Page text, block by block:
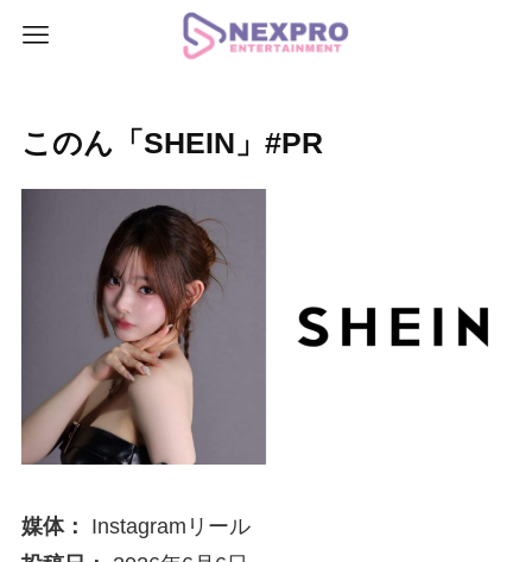
このん「SHEIN」#PR
媒体：
Instagramリール